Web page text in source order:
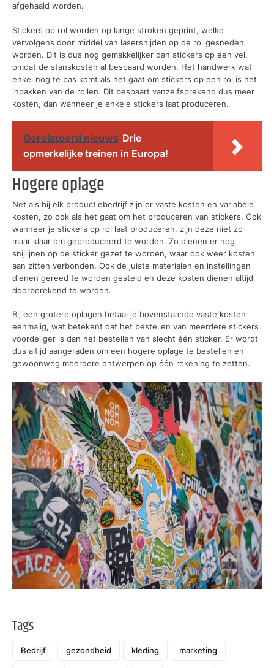
afgehaald worden.
Stickers op rol worden op lange stroken geprint, welke
vervolgens door middel van lasersnijden op de rol gesneden
worden. Dit is dus nog gemakkelijker dan stickers op een vel,
omdat de stanskosten al bespaard worden. Het handwerk wat
enkel nog te pas komt als het gaat om stickers op een rol is het
inpakken van de rollen. Dit bespaart vanzelfsprekend dus meer
kosten, dan wanneer je enkele stickers laat produceren.
Gerelateerd nieuws Drie
opmerkelijke treinen in Europa!
Hogere oplage
Net als bij elk productiebedrijf zijn er vaste kosten en variabele
kosten, zo ook als het gaat om het produceren van stickers. Ook
wanneer je stickers op rol laat produceren, zijn deze niet zo
maar klaar om geproduceerd te worden. Zo dienen er nog
snijlijnen op de sticker gezet te worden, waar ook weer kosten
aan zitten verbonden. Ook de juiste materialen en instellingen
dienen gereed te worden gesteld en deze kosten dienen altijd
doorberekend te worden.
Bij een grotere oplagen betaal je bovenstaande vaste kosten
eenmalig, wat betekent dat het bestellen van meerdere stickers
voordeliger is dan het bestellen van slecht één sticker. Er wordt
dus altijd aangeraden om een hogere oplage te bestellen en
gewoonweg meerdere ontwerpen op één rekening te zetten.
Tags
Bedrijf gezondheid kleding marketing